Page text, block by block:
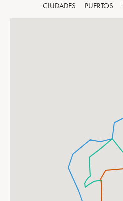
CIUDADES PUERTOS